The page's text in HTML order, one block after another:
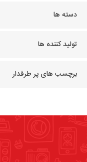
دسته ها
تولید کننده ها
برچسب های پر طرفدار